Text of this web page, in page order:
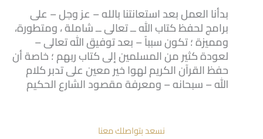
بدأنا العمل بعد استعانتنا بالله – عز وجل – على
برامج لحفظ كتاب الله ــ تعالى ــ شاملة ، ومتطورة،
ومميزة ؛ تكون سبباً – بعد توفيق الله تعالى –
لعودة كثير من المسلمين إلى كتاب ربهم ؛ خاصة أن
حفظ القرآن الكريم لهوا خير معين على تدبر كلام
الله – سبحانه – ومعرفة مقصود الشارع الحكيم
نسعد بتواصلك معنا